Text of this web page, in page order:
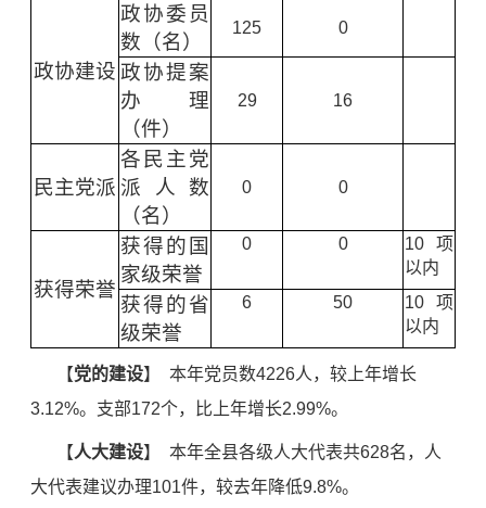
政协建设
政协委员
数（名）
125 0
政协提案
办理
（件）
29 16
民主党派
各民主党
派人数
（名）
0 0
获得荣誉
获得的国
家级荣誉
0 0
10项
以内
获得的省
级荣誉
6 50
10项
以内
【党的建设】 本年党员数4226人，较上年增长
3.12%。支部172个，比上年增长2.99%。
【人大建设】 本年全县各级人大代表共628名，人
大代表建议办理101件，较去年降低9.8%。